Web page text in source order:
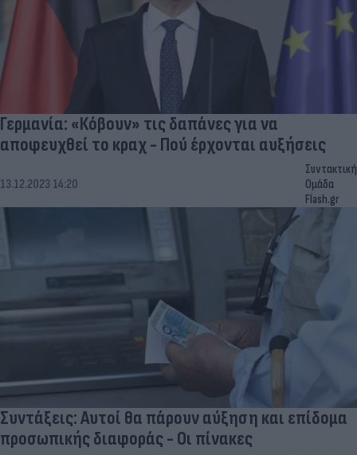
Γερμανία: «Κόβουν» τις δαπάνες για να
αποφευχθεί το κραχ - Πού έρχονται αυξήσεις
13.12.2023 14:20
Συντακτική
Ομάδα
Flash.gr
Συντάξεις: Αυτοί θα πάρουν αύξηση και επίδομα
προσωπικής διαφοράς - Οι πίνακες